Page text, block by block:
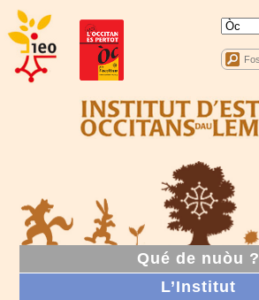
Qué de nuòu ?
L’Institut